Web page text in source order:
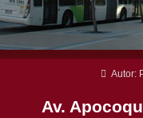
Autor:
Av.